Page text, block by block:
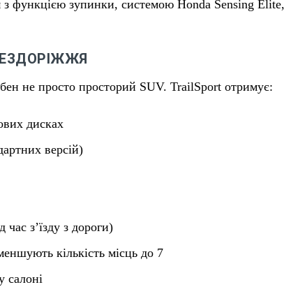
з функцією зупинки, системою Honda Sensing Elite,
не просто просторий SUV. TrailSport отримує:
дисках
версій)
з’їзду з дороги)
кількість місць до 7
салоні